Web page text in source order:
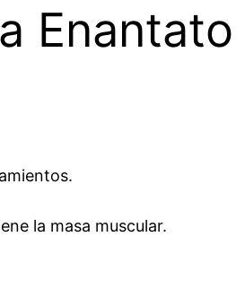
Enantato
la masa muscular.